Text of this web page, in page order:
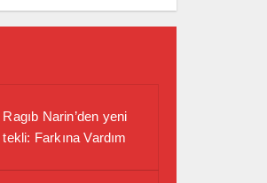
Ragıb Narin’den yeni
tekli: Farkına Vardım